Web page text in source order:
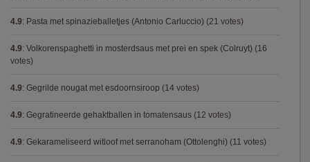
4.9: Pasta met spinazieballetjes (Antonio Carluccio) (21 votes)
4.9: Volkorenspaghetti in mosterdsaus met prei en spek (Colruyt) (16
votes)
4.9: Gegrilde nougat met esdoornsiroop (14 votes)
4.9: Gegratineerde gehaktballen in tomatensaus (12 votes)
4.9: Gekarameliseerd witloof met serranoham (Ottolenghi) (11 votes)